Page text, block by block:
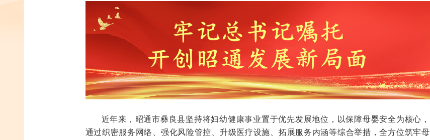
近年来，昭通市彝良县坚持将妇幼健康事业置于优先发展地位，以保障母婴安全为核心，
通过织密服务网络、强化风险管控、升级医疗设施、拓展服务内涵等综合举措，全方位筑牢母